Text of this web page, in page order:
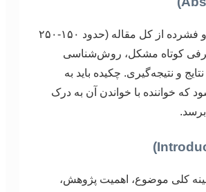
خلاصه‌ای جامع و فشرده از کل مقاله (حدود ۱۵۰-۲۵۰
کوتاه مشکل، روش‌شناسی
و نتیجه‌گیری. چکیده باید به
که خواننده با خواندن آن به درک
کلی موضوع، اهمیت پژوهش،